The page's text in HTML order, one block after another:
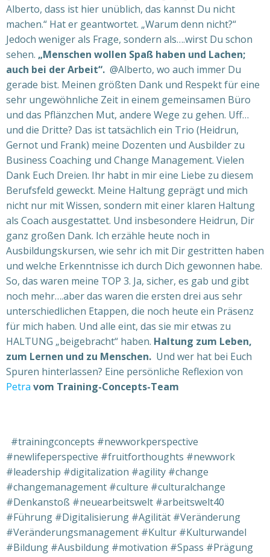
Alberto, dass ist hier unüblich, das kannst Du nicht
machen.“ Hat er geantwortet. „Warum denn nicht?“
Jedoch weniger als Frage, sondern als….wirst Du schon
sehen. „Menschen wollen Spaß haben und Lachen;
auch bei der Arbeit“. @Alberto, wo auch immer Du
gerade bist. Meinen größten Dank und Respekt für eine
sehr ungewöhnliche Zeit in einem gemeinsamen Büro
und das Pflänzchen Mut, andere Wege zu gehen. Uff…
und die Dritte? Das ist tatsächlich ein Trio (Heidrun,
Gernot und Frank) meine Dozenten und Ausbilder zu
Business Coaching und Change Management. Vielen
Dank Euch Dreien. Ihr habt in mir eine Liebe zu diesem
Berufsfeld geweckt. Meine Haltung geprägt und mich
nicht nur mit Wissen, sondern mit einer klaren Haltung
als Coach ausgestattet. Und insbesondere Heidrun, Dir
ganz großen Dank. Ich erzähle heute noch in
Ausbildungskursen, wie sehr ich mit Dir gestritten haben
und welche Erkenntnisse ich durch Dich gewonnen habe.
So, das waren meine TOP 3. Ja, sicher, es gab und gibt
noch mehr….aber das waren die ersten drei aus sehr
unterschiedlichen Etappen, die noch heute ein Präsenz
für mich haben. Und alle eint, das sie mir etwas zu
HALTUNG „beigebracht“ haben. Haltung zum Leben,
zum Lernen und zu Menschen. Und wer hat bei Euch
Spuren hinterlassen? Eine persönliche Reflexion von
Petra vom Training-Concepts-Team
#trainingconcepts #newworkperspective
#newlifeperspective #fruitforthoughts #newwork
#leadership #digitalization #agility #change
#changemanagement #culture #culturalchange
#Denkanstoß #neuearbeitswelt #arbeitswelt40
#Führung #Digitalisierung #Agilität #Veränderung
#Veränderungsmanagement #Kultur #Kulturwandel
#Bildung #Ausbildung #motivation #Spass #Prägung